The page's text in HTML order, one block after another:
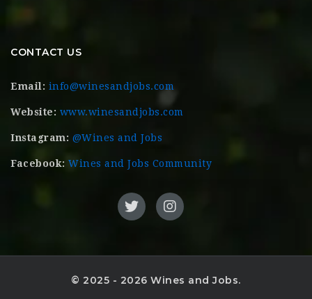
CONTACT US
Email: info@winesandjobs.com
Website: www.winesandjobs.com
Instagram: @Wines and Jobs
Facebook: Wines and Jobs Community
© 2025 - 2026 Wines and Jobs.